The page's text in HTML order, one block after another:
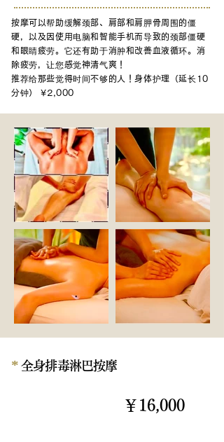
按摩可以帮助缓解颈部、肩部和肩胛骨周围的僵
硬，以及因使用电脑和智能手机而导致的颈部僵硬
和眼睛疲劳。它还有助于消肿和改善血液循环。消
除疲劳，让您感觉神清气爽！
推荐给那些觉得时间不够的人
！身体护理（延长10
分钟） ¥2,000
* 全身排毒淋巴按摩
￥16,000